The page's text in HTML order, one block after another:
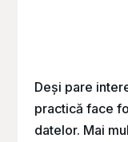
Deși pare
practică face
datelor. Mai